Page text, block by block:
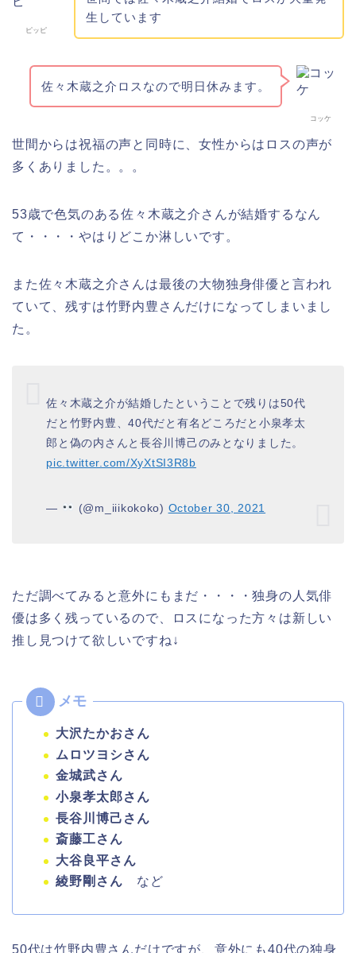
ピッピ
生しています
コッケ
佐々木蔵之介 ロス なので明日休みます。
世間からは祝福の声と同時に、女性からはロスの声が
多くありました。。。
53歳で色気のある佐々木蔵之介さんが結婚するなん
て・・・・やはりどこか淋しいです。
また佐々木蔵之介さんは最後の大物独身俳優と言われ
ていて、残すは竹野内豊さんだけになってしまいまし
た。
佐々木蔵之介が結婚したということで残りは50代
だと竹野内豊、40代だと有名どころだと小泉孝太
郎と偽の内さんと長谷川博己のみとなりました。
pic.twitter.com/XyXtSI3R8b
— (@m_iiikokoko) October 30, 2021
ただ調べてみると意外にもまだ・・・・独身の人気俳
優は多く残っているので、ロスになった方々は新しい
推し見つけて欲しいですね↓
大沢たかおさん
ムロツヨシさん
金城武さん
小泉孝太郎さん
長谷川博己さん
斎藤工さん
大谷良平さん
綾野剛さん など
50代は竹野内豊さんだけですが、意外にも40代の独身